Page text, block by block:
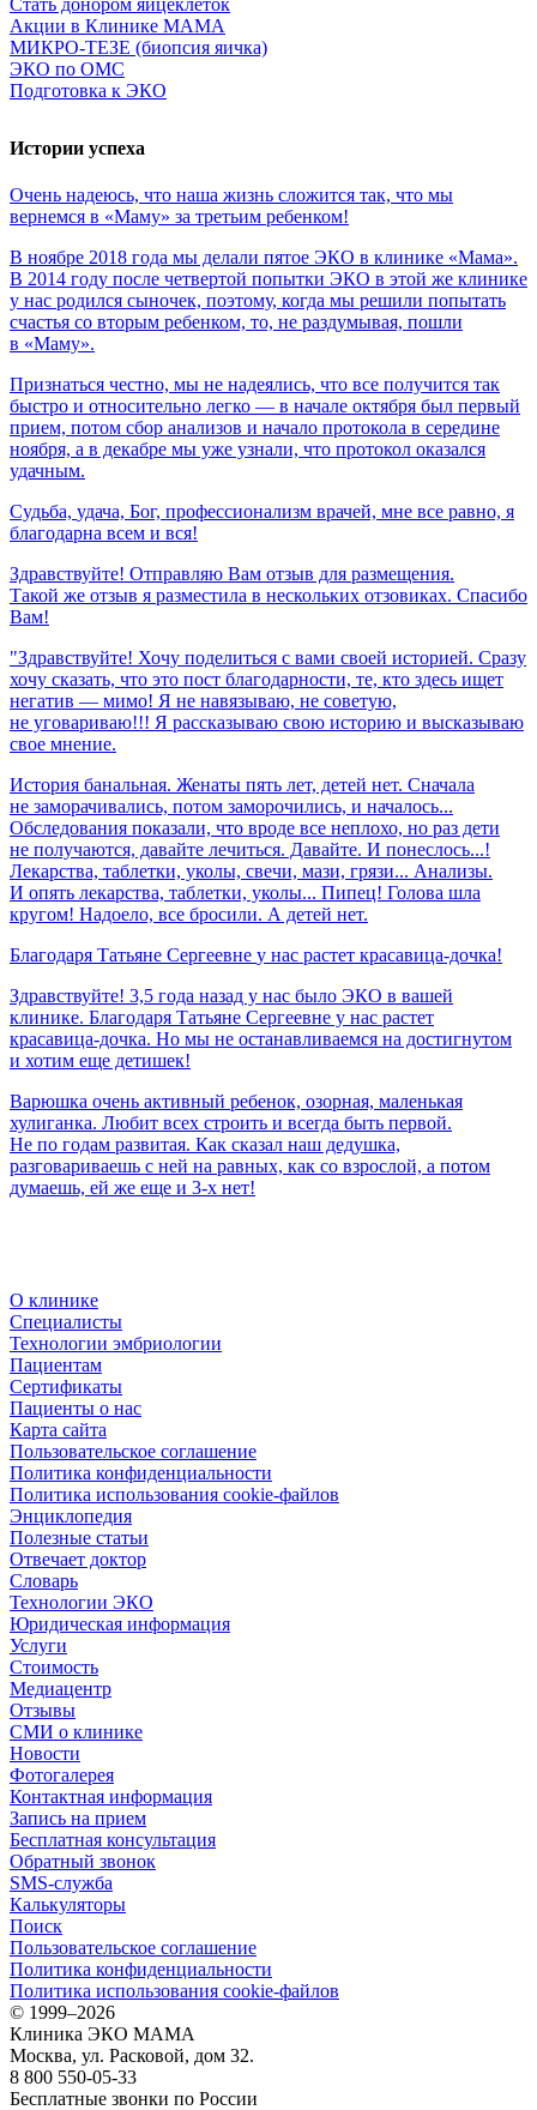
Акции в Клинике МАМА
МИКРО-ТЕЗЕ (биопсия яичка)
ЭКО по ОМС
Подготовка к ЭКО
Истории успеха
Очень надеюсь, что наша жизнь сложится так, что мы
вернемся в «Маму» за третьим ребенком!
В ноябре 2018 года мы делали пятое ЭКО в клинике «Мама».
В 2014 году после четвертой попытки ЭКО в этой же клинике
у нас родился сыночек, поэтому, когда мы решили попытать
счастья со вторым ребенком, то, не раздумывая, пошли
в «Маму».
Признаться честно, мы не надеялись, что все получится так
быстро и относительно легко — в начале октября был первый
прием, потом сбор анализов и начало протокола в середине
ноября, а в декабре мы уже узнали, что протокол оказался
удачным.
Судьба, удача, Бог, профессионализм врачей, мне все равно, я
благодарна всем и вся!
Здравствуйте! Отправляю Вам отзыв для размещения.
Такой же отзыв я разместила в нескольких отзовиках. Спасибо
Вам!
"Здравствуйте! Хочу поделиться с вами своей историей. Сразу
хочу сказать, что это пост благодарности, те, кто здесь ищет
негатив — мимо! Я не навязываю, не советую,
не уговариваю!!! Я рассказываю свою историю и высказываю
свое мнение.
История банальная. Женаты пять лет, детей нет. Сначала
не заморачивались, потом заморочились, и началось...
Обследования показали, что вроде все неплохо, но раз дети
не получаются, давайте лечиться. Давайте. И понеслось...!
Лекарства, таблетки, уколы, свечи, мази, грязи... Анализы.
И опять лекарства, таблетки, уколы... Пипец! Голова шла
кругом! Надоело, все бросили. А детей нет.
Благодаря Татьяне Сергеевне у нас растет красавица-дочка!
Здравствуйте! 3,5 года назад у нас было ЭКО в вашей
клинике. Благодаря Татьяне Сергеевне у нас растет
красавица-дочка. Но мы не останавливаемся на достигнутом
и хотим еще детишек!
Варюшка очень активный ребенок, озорная, маленькая
хулиганка. Любит всех строить и всегда быть первой.
Не по годам развитая. Как сказал наш дедушка,
разговариваешь с ней на равных, как со взрослой, а потом
думаешь, ей же еще и 3-х нет!
О клинике
Специалисты
Технологии эмбриологии
Пациентам
Сертификаты
Пациенты о нас
Карта сайта
Пользовательское соглашение
Политика конфиденциальности
Политика использования cookie-файлов
Энциклопедия
Полезные статьи
Отвечает доктор
Словарь
Технологии ЭКО
Юридическая информация
Услуги
Стоимость
Медиацентр
Отзывы
СМИ о клинике
Новости
Фотогалерея
Контактная информация
Запись на прием
Бесплатная консультация
Обратный звонок
SMS-служба
Калькуляторы
Поиск
Пользовательское соглашение
Политика конфиденциальности
Политика использования cookie-файлов
© 1999–2026
Клиника ЭКО МАМА
Москва, ул. Расковой, дом 32.
8 800 550-05-33
Бесплатные звонки по России